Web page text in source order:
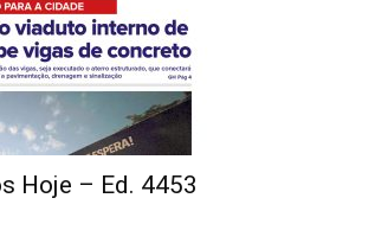
Hoje – Ed. 4453